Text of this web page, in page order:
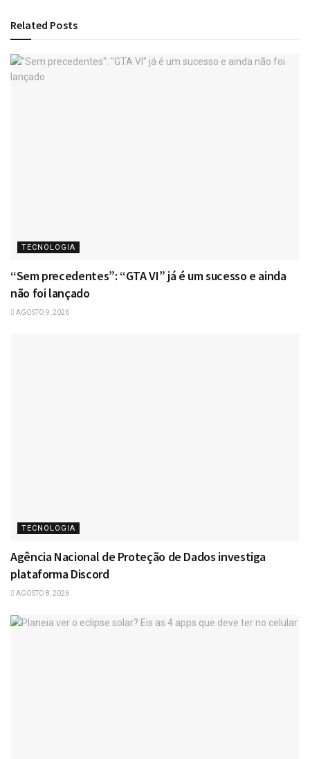
Related Posts
TECNOLOGIA
“Sem precedentes”: “GTA VI” já é um sucesso e ainda
não foi lançado
AGOSTO 9, 2026
TECNOLOGIA
Agência Nacional de Proteção de Dados investiga
plataforma Discord
AGOSTO 8, 2026